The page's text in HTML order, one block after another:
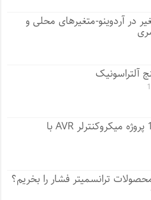
در آردوینو-متغیرهای محلی و
آلتراسونیک
دانلود کتاب 11 پروژه میکروکنترلر AVR با
ترانسمیتر فشار را بخریم؟